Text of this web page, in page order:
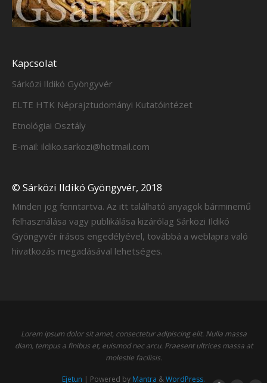
Kapcsolat
Sárközi Ildikó Gyöngyvér
ELTE HTK Néprajztudományi Kutatóintézet
Etnológiai Osztály
E-mail: ildiko.sarkozi@hotmail.com
© Sárközi Ildikó Gyöngyvér, 2018
Minden jog fenntartva. Az itt található anyagok bárminemű
felhasználása vagy publikálása kizárólag Sárközi Ildikó
Gyöngyvér írásos engedélyével, továbbá a weblapra való
hivatkozás megadásával lehetséges.
Lorem ipsum dolor sit amet, consectetur adipiscing elit. Nulla massa
diam, tempus a finibus et, euismod nec arcu. Praesent ultrices massa at
molestie facilisis.
Ejetun | Powered by Mantra &WordPress.